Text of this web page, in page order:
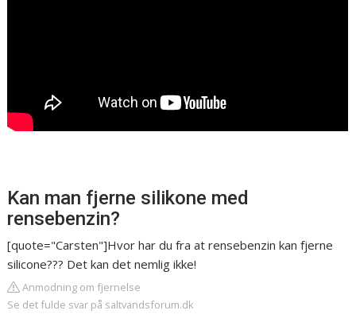
Kan man fjerne silikone med
rensebenzin?
[quote="Carsten"]Hvor har du fra at rensebenzin kan fjerne
silicone??? Det kan det nemlig ikke!
Anmodning om fjernelse
Se det fulde svar på saltvandsforum.dk